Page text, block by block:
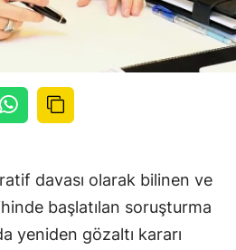
davası olarak bilinen ve
başlatılan soruşturma
yeniden gözaltı kararı